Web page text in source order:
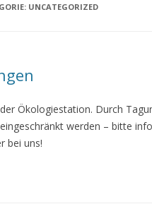
UNCATEGORIZED
Ökologiestation. Durch
werden – bitte
bei uns!